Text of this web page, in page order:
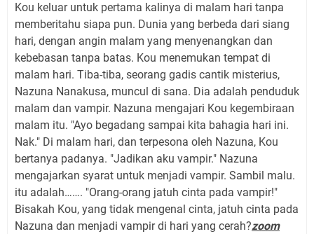
Kou keluar untuk pertama kalinya di malam hari tanpa
memberitahu siapa pun. Dunia yang berbeda dari siang
hari, dengan angin malam yang menyenangkan dan
kebebasan tanpa batas. Kou menemukan tempat di
malam hari. Tiba-tiba, seorang gadis cantik misterius,
Nazuna Nanakusa, muncul di sana. Dia adalah penduduk
malam dan vampir. Nazuna mengajari Kou kegembiraan
malam itu. "Ayo begadang sampai kita bahagia hari ini.
Nak." Di malam hari, dan terpesona oleh Nazuna, Kou
bertanya padanya. "Jadikan aku vampir." Nazuna
mengajarkan syarat untuk menjadi vampir. Sambil malu.
itu adalah……. "Orang-orang jatuh cinta pada vampir!"
Bisakah Kou, yang tidak mengenal cinta, jatuh cinta pada
Nazuna dan menjadi vampir di hari yang cerah?zoom